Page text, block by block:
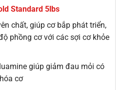
Standard 5lbs
chất, giúp cơ bắp phát triển,
phồng cơ với các sợi cơ khỏe
giúp giảm đau mỏi có
cơ